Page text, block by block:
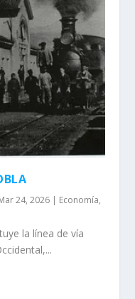
24, 2026 | Economía,
la lí­nea de ví­a